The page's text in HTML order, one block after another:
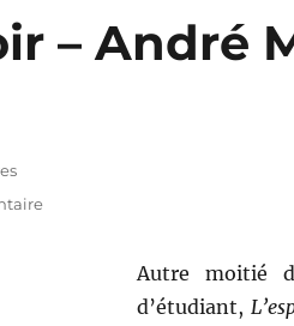
– André
Autre moitié
d’étudiant,
sur